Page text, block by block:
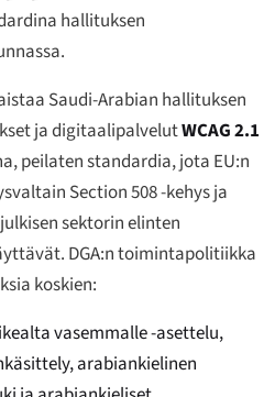
hallituksen
Saudi-Arabian hallituksen
ja digitaalipalvelutWCAG 2.1
peilaten standardia, jota EU:n
Section 508 -kehys ja
sektorin elinten
DGA:n toimintapolitiikka
koskien:
vasemmalle -asettelu,
arabiankielinen